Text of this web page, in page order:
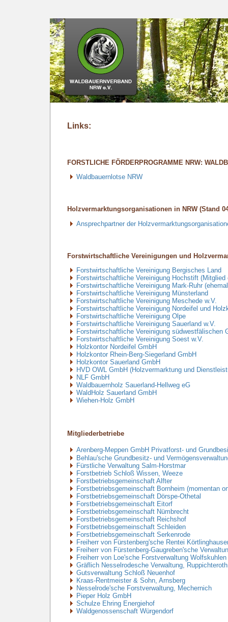
Links:
FORSTLICHE FÖRDERPROGRAMME NRW:
Waldbauernlotse NRW
Holzvermarktungsorganisationen in NRW (Stand
Ansprechpartner der
Forstwirtschaftliche Vereinigungen und
Forstwirtschaftliche Vereinigung Bergisches Land
Forstwirtschaftliche Vereinigung Hochstift
Forstwirtschaftliche Vereinigung Mark-Ruhr
Forstwirtschaftliche Vereinigung Münsterland
Forstwirtschaftliche Vereinigung Meschede w.V.
Forstwirtschaftliche Vereinigung Nordeifel und
Forstwirtschaftliche Vereinigung Olpe
Forstwirtschaftliche Vereinigung Sauerland w.V.
Forstwirtschaftliche Vereinigung südwestfälischen
Forstwirtschaftliche Vereinigung Soest w.V.
Holzkontor Nordeifel GmbH
Holzkontor Rhein-Berg-Siegerland GmbH
Holzkontor Sauerland GmbH
HVD OWL GmbH (Holzvermarktung und
NLF GmbH
Waldbauernholz Sauerland-Hellweg eG
WaldHolz Sauerland GmbH
Wiehen-Holz GmbH
Mitgliederbetriebe
Arenberg-Meppen GmbH Privatforst- und
Behlau'sche Grundbesitz- und
Fürstliche Verwaltung Salm-Horstmar
Forstbetrieb Schloß Wissen, Weeze
Forstbetriebsgemeinschaft Alfter
Forstbetriebsgemeinschaft Bornheim (momentan
Forstbetriebsgemeinschaft Dörspe-Othetal
Forstbetriebsgemeinschaft Eitorf
Forstbetriebsgemeinschaft Nümbrecht
Forstbetriebsgemeinschaft Reichshof
Forstbetriebsgemeinschaft Schleiden
Forstbetriebsgemeinschaft Serkenrode
Freiherr von Fürstenberg'sche Rentei
Freiherr von Fürstenberg-Gaugreben'sche
Freiherr von Loe'sche Forstverwaltung Wolfskuhlen
Gräflich Nesselrodesche Verwaltung,
Gutsverwaltung Schloß Neuenhof
Kraas-Rentmeister & Sohn, Arnsberg
Nesselrode'sche Forstverwaltung, Mechernich
Pieper Holz GmbH
Schulze Ehring Energiehof
Waldgenossenschaft Würgendorf